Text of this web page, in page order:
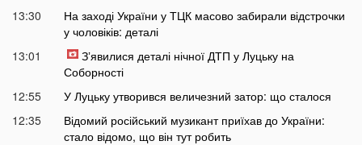
13:30
На заході України у ТЦК масово забирали відстрочки
у чоловіків: деталі
13:01
Зʼявилися деталі нічної ДТП у Луцьку на
Соборності
12:55
У Луцьку утворився величезний затор: що сталося
12:35
Відомий російський музикант приїхав до України:
стало відомо, що він тут робить